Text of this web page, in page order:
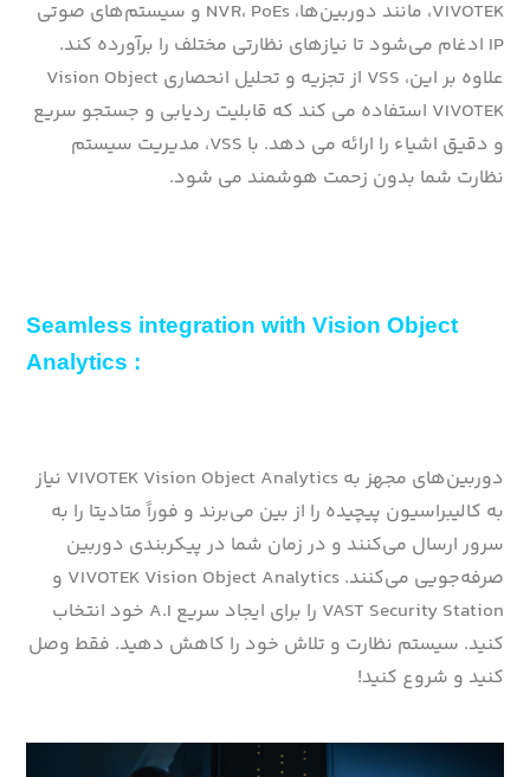
VIVOTEK، مانند دوربین‌ها، NVR، PoEs و سیستم‌های صوتی
IP ادغام می‌شود تا نیازهای نظارتی مختلف را برآورده کند.
علاوه بر این، VSS از تجزیه و تحلیل انحصاری Vision Object
VIVOTEK استفاده می کند که قابلیت ردیابی و جستجو سریع
و دقیق اشیاء را ارائه می دهد. با VSS، مدیریت سیستم
نظارت شما بدون زحمت هوشمند می شود.
Seamless integration with Vision Object
Analytics :
دوربین‌های مجهز به VIVOTEK Vision Object Analytics نیاز
به کالیبراسیون پیچیده را از بین می‌برند و فوراً متادیتا را به
سرور ارسال می‌کنند و در زمان شما در پیکربندی دوربین
صرفه‌جویی می‌کنند. VIVOTEK Vision Object Analytics و
VAST Security Station را برای ایجاد سریع A.I خود انتخاب
کنید. سیستم نظارت و تلاش خود را کاهش دهید. فقط وصل
کنید و شروع کنید!